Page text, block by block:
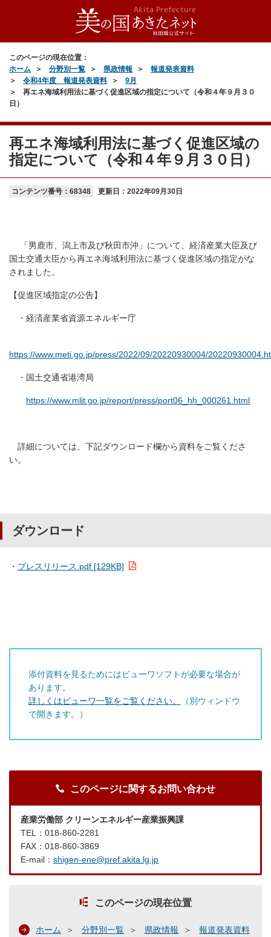
このページの現在位置：
ホーム
分野別一覧 県政情報
報道発表資料
令和4年度 報道発表資料
9月
再エネ海域利用法に基づく促進区域の指定について（令和４年９月３０
日）
再エネ海域利用法に基づく促進区域の
指定について（令和４年９月３０日）
コンテンツ番号：68348 更新日： 2022年09月30日
「男鹿市、潟上市及び秋田市沖」について、経済産業大臣及び
国土交通大臣から再エネ海域利用法に基づく促進区域の指定がな
されました。
【促進区域指定の公告】
・経済産業省資源エネルギー庁
https://www.meti.go.jp/press/2022/09/20220930004/
・国土交通省港湾局
https://www.mlit.go.jp/report/press/port06_hh_000261.html
詳細については、下記ダウンロード欄から資料をご覧くださ
い。
ダウンロード
・ プレスリリース.pdf [129KB]
添付資料を見るためにはビューワソフトが必要な場合が
あります。
詳しくはビューワ一覧をご覧ください。
（別ウィンドウ
で開きます。）
このページに関するお問い合わせ
産業労働部 クリーンエネルギー産業振興課
TEL：018-860-2281
FAX：018-860-3869
E-mail： shigen-ene@pref.akita.lg.jp
このページの現在位置
ホーム 分野別一覧 県政情報
報道発表資料